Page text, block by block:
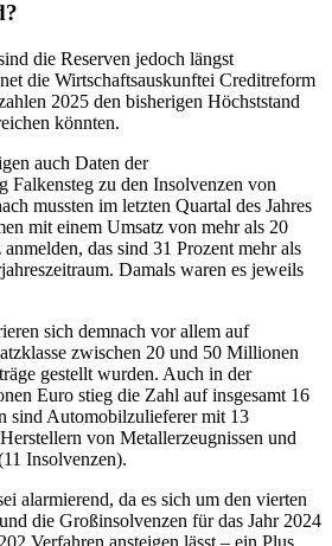
die Reserven jedoch längst
die Wirtschaftsauskunftei Creditreform
2025 den bisherigen Höchststand
könnten.
auch Daten der
Falkensteg zu den Insolvenzen von
mussten im letzten Quartal des Jahres
mit einem Umsatz von mehr als 20
das sind 31 Prozent mehr als
Damals waren es jeweils
sich demnach vor allem auf
zwischen 20 und 50 Millionen
gestellt wurden. Auch in der
Euro stieg die Zahl auf insgesamt 16
sind Automobilzulieferer mit 13
von Metallerzeugnissen und
Insolvenzen).
alarmierend, da es sich um den vierten
die Großinsolvenzen für das Jahr 2024
Verfahren ansteigen lässt – ein Plus